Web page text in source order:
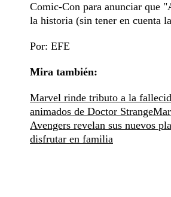
Comic-Con para anunciar que
la historia (sin tener en cuenta
Por: EFE
Mira también:
Marvel rinde tributo a la
animados de Doctor Strange
Avengers revelan sus nuevos
disfrutar en familia